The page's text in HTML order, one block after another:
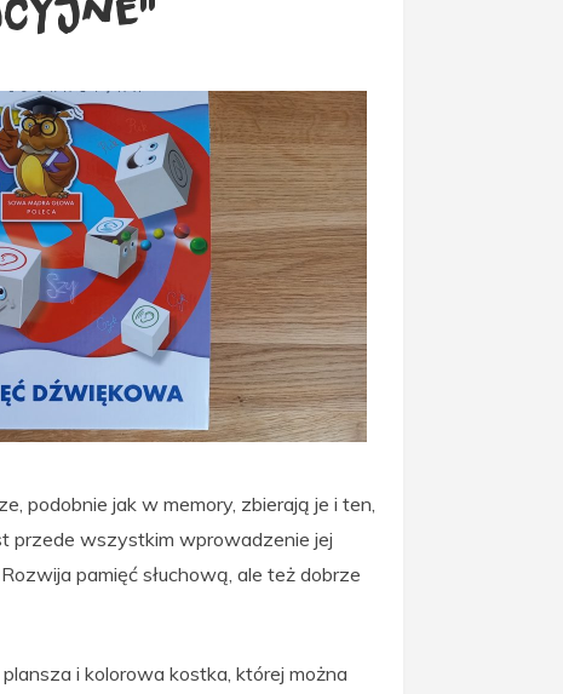
podobnie jak w memory, zbierają je i ten,
przede wszystkim wprowadzenie jej
pamięć słuchową, ale też dobrze
i kolorowa kostka, której można